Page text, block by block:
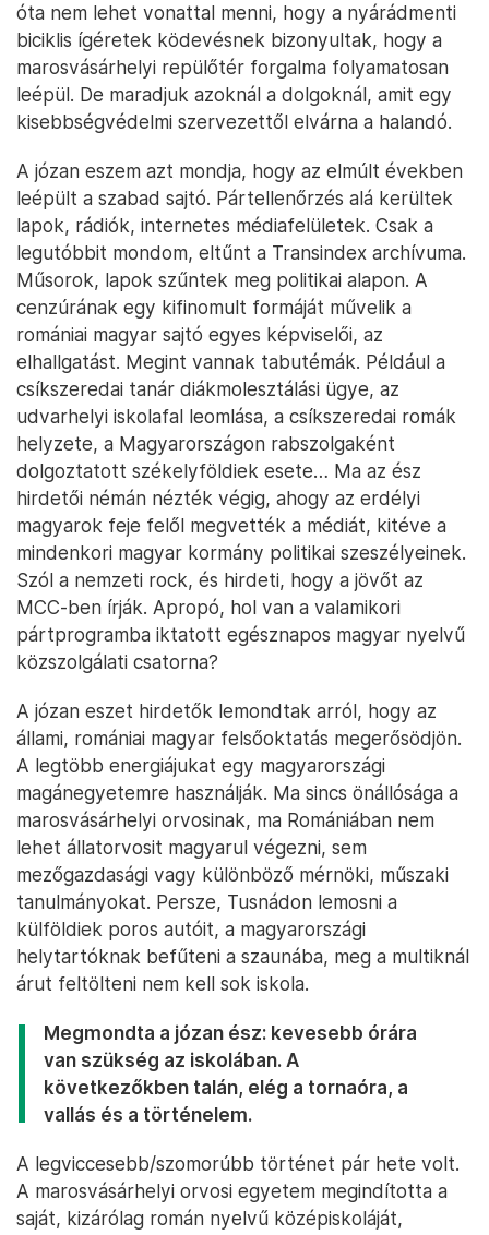
óta nem lehet vonattal menni, hogy a nyárádmenti
biciklis ígéretek ködevésnek bizonyultak, hogy a
marosvásárhelyi repülőtér forgalma folyamatosan
leépül. De maradjuk azoknál a dolgoknál, amit egy
kisebbségvédelmi szervezettől elvárna a halandó.
A józan eszem azt mondja, hogy az elmúlt években
leépült a szabad sajtó. Pártellenőrzés alá kerültek
lapok, rádiók, internetes médiafelületek. Csak a
legutóbbit mondom, eltűnt a Transindex archívuma.
Műsorok, lapok szűntek meg politikai alapon. A
cenzúrának egy kifinomult formáját művelik a
romániai magyar sajtó egyes képviselői, az
elhallgatást. Megint vannak tabutémák. Például a
csíkszeredai tanár diákmolesztálási ügye, az
udvarhelyi iskolafal leomlása, a csíkszeredai romák
helyzete, a Magyarországon rabszolgaként
dolgoztatott székelyföldiek esete… Ma az ész
hirdetői némán nézték végig, ahogy az erdélyi
magyarok feje felől megvették a médiát, kitéve a
mindenkori magyar kormány politikai szeszélyeinek.
Szól a nemzeti rock, és hirdeti, hogy a jövőt az
MCC-ben írják. Apropó, hol van a valamikori
pártprogramba iktatott egésznapos magyar nyelvű
közszolgálati csatorna?
A józan eszet hirdetők lemondtak arról, hogy az
állami, romániai magyar felsőoktatás megerősödjön.
A legtöbb energiájukat egy magyarországi
magánegyetemre használják. Ma sincs önállósága a
marosvásárhelyi orvosinak, ma Romániában nem
lehet állatorvosit magyarul végezni, sem
mezőgazdasági vagy különböző mérnöki, műszaki
tanulmányokat. Persze, Tusnádon lemosni a
külföldiek poros autóit, a magyarországi
helytartóknak befűteni a szaunába, meg a multiknál
árut feltölteni nem kell sok iskola.
Megmondta a józan ész: kevesebb órára
van szükség az iskolában. A
következőkben talán, elég a tornaóra, a
vallás és a történelem.
A legviccesebb/szomorúbb történet pár hete volt.
A marosvásárhelyi orvosi egyetem megindította a
saját, kizárólag román nyelvű középiskoláját,